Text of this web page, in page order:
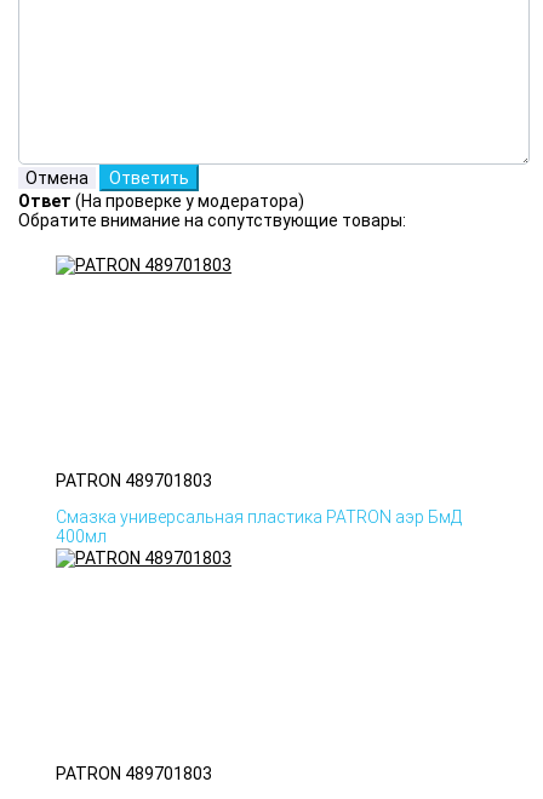
Ответ (На проверке у модератора)
Обратите внимание на сопутствующие товары:
PATRON 489701803
Смазка универсальная пластика PATRON аэр БмД
400мл
PATRON 489701803